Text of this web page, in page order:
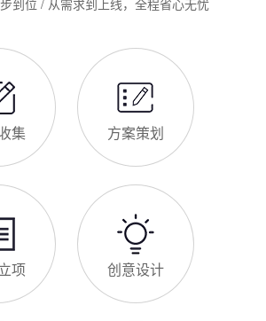
到位 / 从需求到上线，全程省心无忧
集 方案策划
项 创意设计